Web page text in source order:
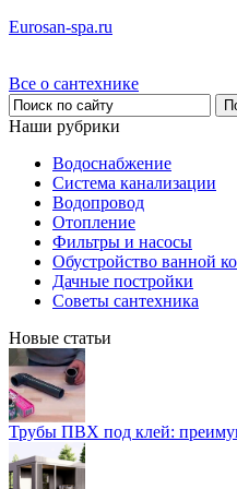
Eurosan-spa.ru
Все о сантехнике
Наши рубрики
Водоснабжение
Система канализации
Водопровод
Отопление
Фильтры и насосы
Обустройство ванной
Дачные постройки
Советы сантехника
Новые статьи
Трубы ПВХ под клей: